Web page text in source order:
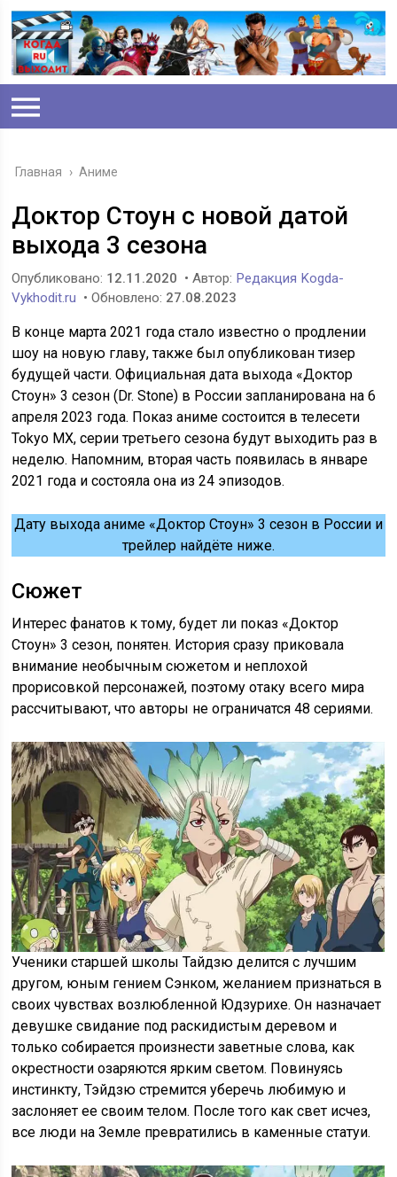
Главная › Аниме
Доктор Стоун с новой датой
выхода 3 сезона
Опубликовано: 12.11.2020 • Автор: Редакция Kogda-
Vykhodit.ru • Обновлено: 27.08.2023
В конце марта 2021 года стало известно о продлении
шоу на новую главу, также был опубликован тизер
будущей части. Официальная дата выхода «Доктор
Стоун» 3 сезон (Dr. Stone) в России запланирована на 6
апреля 2023 года. Показ аниме состоится в телесети
Tokyo MX, серии третьего сезона будут выходить раз в
неделю. Напомним, вторая часть появилась в январе
2021 года и состояла она из 24 эпизодов.
Дату выхода аниме «Доктор Стоун» 3 сезон в России и
трейлер найдёте ниже.
Сюжет
Интерес фанатов к тому, будет ли показ «Доктор
Стоун» 3 сезон, понятен. История сразу приковала
внимание необычным сюжетом и неплохой
прорисовкой персонажей, поэтому отаку всего мира
рассчитывают, что авторы не ограничатся 48 сериями.
Ученики старшей школы Тайдзю делится с лучшим
другом, юным гением Сэнком, желанием признаться в
своих чувствах возлюбленной Юдзурихе. Он назначает
девушке свидание под раскидистым деревом и
только собирается произнести заветные слова, как
окрестности озаряются ярким светом. Повинуясь
инстинкту, Тэйдзю стремится уберечь любимую и
заслоняет ее своим телом. После того как свет исчез,
все люди на Земле превратились в каменные статуи.